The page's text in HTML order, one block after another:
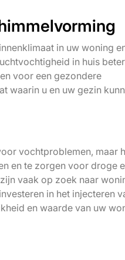
in uw woning
in huis beter
voor een gezondere
waarin u en uw gezin
vochtproblemen, maar
en te zorgen voor droge
vaak op zoek naar
in het injecteren
en waarde van uw